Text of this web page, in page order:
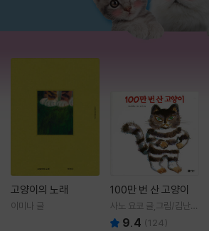
고양이의 노래
이미나 글
100만 번 산 고양이
사노 요코 글,그림/김난주
역 9.4 (124)